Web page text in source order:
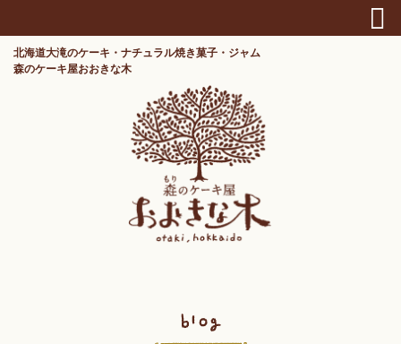
北海道大滝のケーキ・ナチュラル焼き菓子・ジャム
森のケーキ屋おおきな木